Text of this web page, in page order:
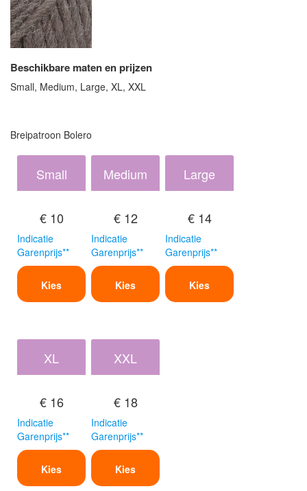
Beschikbare maten en prijzen
Small, Medium, Large, XL, XXL
Breipatroon Bolero
Small
€ 10
Indicatie
Garenprijs**
Kies
Medium
€ 12
Indicatie
Garenprijs**
Kies
Large
€ 14
Indicatie
Garenprijs**
Kies
XL
€ 16
Indicatie
Garenprijs**
Kies
XXL
€ 18
Indicatie
Garenprijs**
Kies